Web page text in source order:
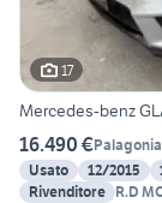
17
Mercedes-benz
16.490 €Palagonia
Usato
12/2015
Rivenditore R.D